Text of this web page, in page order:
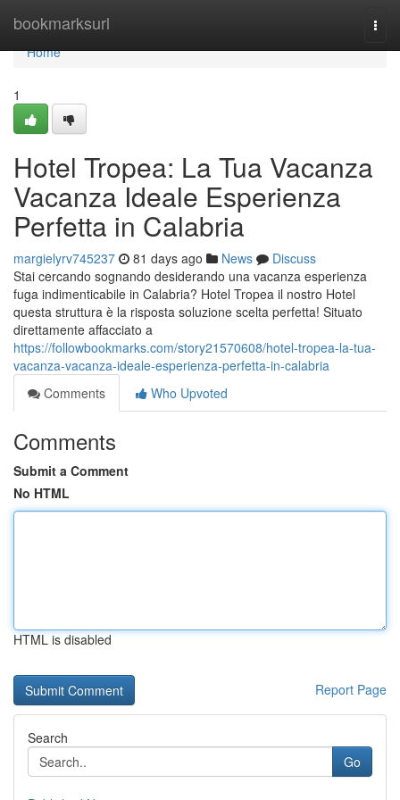
bookmarksurl
Home
Home
1
Hotel Tropea: La Tua Vacanza
Vacanza Ideale Esperienza
Perfetta in Calabria
margielyrv745237 81 days ago News
Discuss
Stai cercando sognando desiderando una vacanza esperienza
fuga indimenticabile in Calabria? Hotel Tropea il nostro Hotel
questa struttura è la risposta soluzione scelta perfetta! Situato
direttamente affacciato a
https://followbookmarks.com/story21570608/hotel-tropea-la-tua-
vacanza-vacanza-ideale-esperienza-perfetta-in-calabria
Comments
Who Upvoted
Comments
Submit a Comment
No HTML
HTML is disabled
Report Page
Search
Go